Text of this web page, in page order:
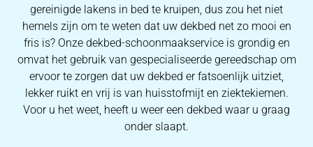
gereinigde lakens in bed te kruipen, dus zou het niet
hemels zijn om te weten dat uw dekbed net zo mooi en
fris is? Onze dekbed-schoonmaakservice is grondig en
omvat het gebruik van gespecialiseerde gereedschap om
ervoor te zorgen dat uw dekbed er fatsoenlijk uitziet,
lekker ruikt en vrij is van huisstofmijt en ziektekiemen.
Voor u het weet, heeft u weer een dekbed waar u graag
onder slaapt.